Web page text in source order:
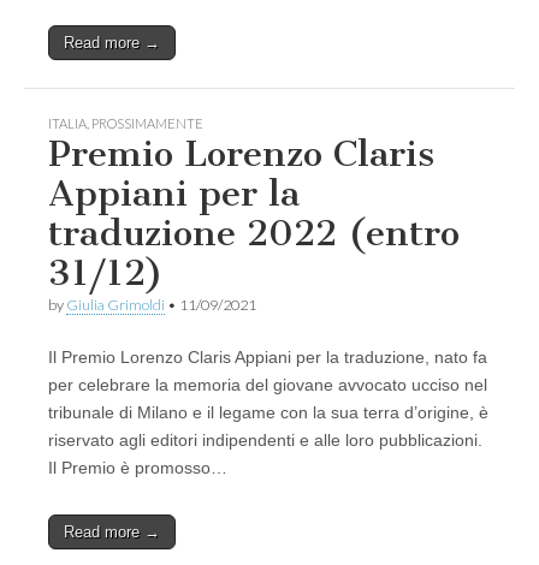
Read more →
ITALIA PROSSIMAMENTE
Premio Lorenzo Claris
Appiani per la
traduzione 2022 (entro
31/12)
by Giulia Grimoldi • 11/09/2021
Il Premio Lorenzo Claris Appiani per la traduzione, nato fa
per celebrare la memoria del giovane avvocato ucciso nel
tribunale di Milano e il legame con la sua terra d’origine, è
riservato agli editori indipendenti e alle loro pubblicazioni.
Il Premio è promosso…
Read more →